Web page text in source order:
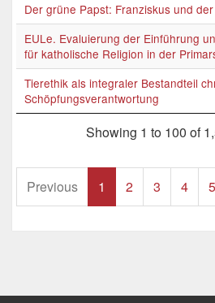
Der grüne Papst: Franziskus und
EULe. Evaluierung der Einführung
für katholische Religion in der
Tierethik als integraler Bestandteil
Schöpfungsverantwortung
Showing 1 to 100 of
Previous 1 2 3 4 5